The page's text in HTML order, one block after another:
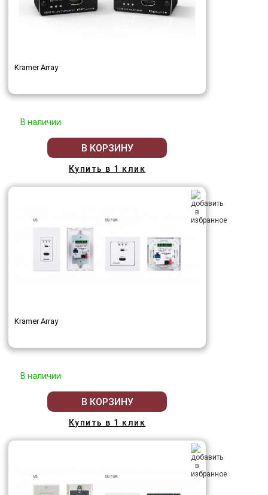
Kramer Array
В наличии
В КОРЗИНУ
Купить в 1 клик
Kramer Array
В наличии
В КОРЗИНУ
Купить в 1 клик